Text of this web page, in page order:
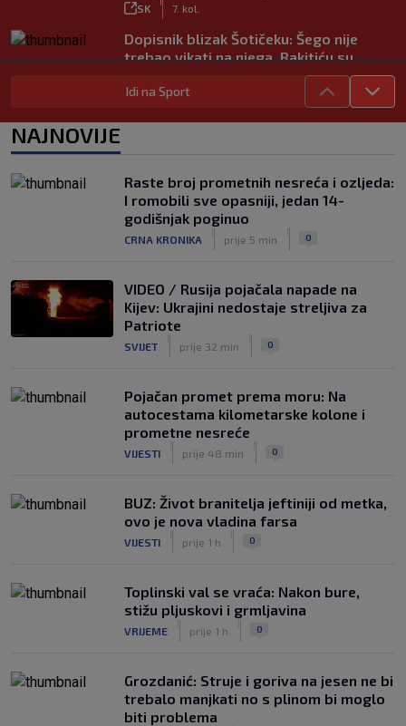
SK 7. kol.
Dopisnik blizak Šotičeku: Šego nije
trebao vikati na njega, Rakitiću su
također svi bili dinamovci…
SK
|
7. kol.
Objavljeno koje su države uz Infantina,
SK 7. kol.
Kustošija želi ekspresno u SHNL! Bara
službeno doveo pojačanje iz Schalkea
|
Idi na Sport
NAJNOVIJE
Raste broj prometnih nesreća i ozljeda:
I romobili sve opasniji, jedan 14-
godišnjak poginuo
CRNA KRONIKA prije 5 min 0
VIDEO / Rusija pojačala napade na
Kijev: Ukrajini nedostaje streljiva za
Patriote
SVIJET prije 32 min 0
Pojačan promet prema moru: Na
autocestama kilometarske kolone i
prometne nesreće
VIJESTI prije 48 min 0
BUZ: Život branitelja jeftiniji od metka,
ovo je nova vladina farsa
VIJESTI prije 1 h 0
Toplinski val se vraća: Nakon bure,
stižu pljuskovi i grmljavina
VRIJEME prije 1 h 0
Grozdanić: Struje i goriva na jesen ne bi
trebalo manjkati no s plinom bi moglo
biti problema